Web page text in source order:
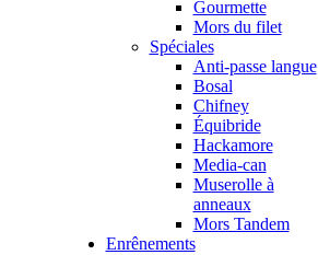
Gourmette
Mors du filet
Spéciales
Anti-passe langue
Bosal
Chifney
Équibride
Hackamore
Media-can
Muserolle à
anneaux
Mors Tandem
Enrênements